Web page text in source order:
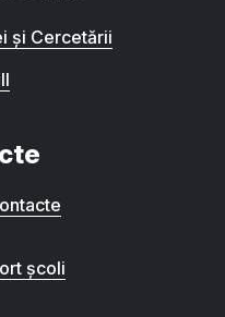
și Cercetării
școli